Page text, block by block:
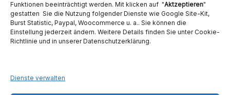
Funktionen beeinträchtigt werden. Mit klicken auf "Aktzeptieren"
gestatten Sie die Nutzung folgender Dienste wie Google Site-Kit,
Burst Statistic, Paypal, Woocommerce u. a.. Sie können die
Einstellung jederzeit ändern. Weitere Details finden Sie unter Cookie-
Richtlinie und in unserer Datenschutzerklärung.
Dienste verwalten
Ambident GmbH
Dental Geräte Handel und Service
Neumannstraße 3B
Fax.: 030 54 83 72 85